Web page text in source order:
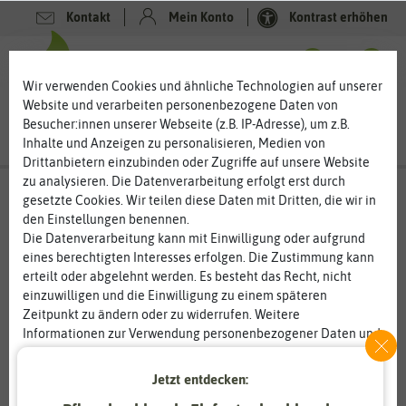
Kontakt Mein Konto Kontrast erhöhen
Wir verwenden Cookies und ähnliche Technologien auf unserer
Website und verarbeiten personenbezogene Daten von
Besucher:innen unserer Webseite (z.B. IP-Adresse), um z.B.
Inhalte und Anzeigen zu personalisieren, Medien von
Drittanbietern einzubinden oder Zugriffe auf unsere Website
zu analysieren. Die Datenverarbeitung erfolgt erst durch
gesetzte Cookies. Wir teilen diese Daten mit Dritten, die wir in
den Einstellungen benennen.
Die Datenverarbeitung kann mit Einwilligung oder aufgrund
eines berechtigten Interesses erfolgen. Die Zustimmung kann
erteilt oder abgelehnt werden. Es besteht das Recht, nicht
einzuwilligen und die Einwilligung zu einem späteren
Zeitpunkt zu ändern oder zu widerrufen. Weitere
Informationen zur Verwendung personenbezogener Daten und
Jetzt entdecken: